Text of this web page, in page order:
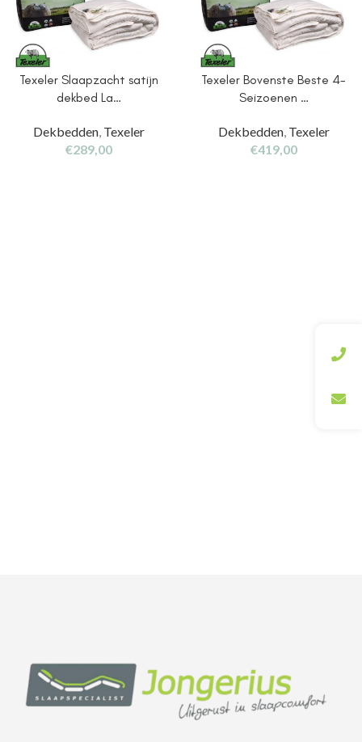
Texeler Slaapzacht satijn
dekbed La…
Dekbedden, Texeler
€289,00
Texeler Bovenste Beste 4-
Seizoenen …
Dekbedden, Texeler
€419,00